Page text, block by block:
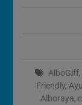
AlboGiff,
Friendly,
Alboraya,